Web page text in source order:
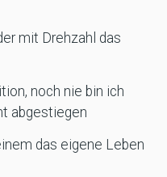
mit Drehzahl das
noch nie bin ich
abgestiegen
das eigene Leben